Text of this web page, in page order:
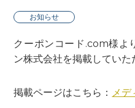
お知らせ
クーポンコード.com様よ
ン株式会社を掲載していた
掲載ページはこちら： メデ